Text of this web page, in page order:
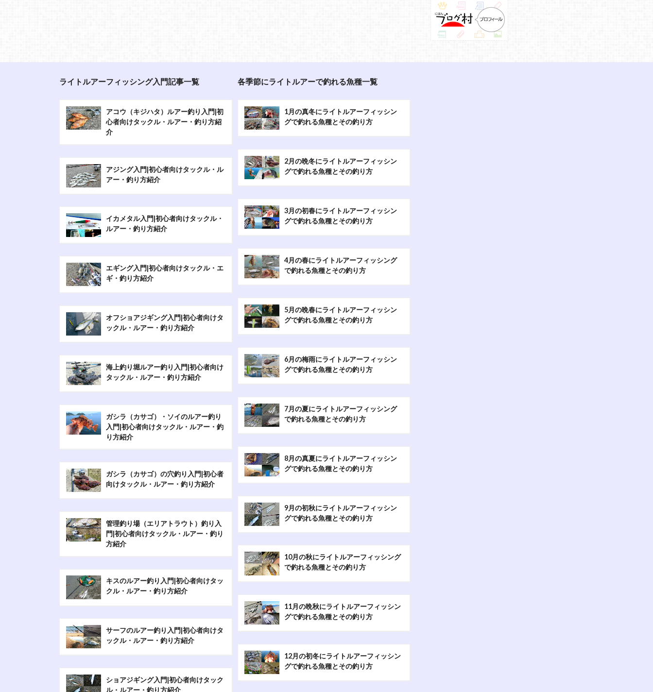
ライトルアーフィッシング入門記事一覧
アコウ（キジハタ）ルアー釣り入門|初
心者向けタックル・ルアー・釣り方紹
介
アジング入門|初心者向けタックル・ル
アー・釣り方紹介
イカメタル入門|初心者向けタックル・
ルアー・釣り方紹介
エギング入門|初心者向けタックル・エ
ギ・釣り方紹介
オフショアジギング入門|初心者向けタ
ックル・ルアー・釣り方紹介
海上釣り堀ルアー釣り入門|初心者向け
タックル・ルアー・釣り方紹介
ガシラ（カサゴ）・ソイのルアー釣り
入門|初心者向けタックル・ルアー・釣
り方紹介
ガシラ（カサゴ）の穴釣り入門|初心者
向けタックル・ルアー・釣り方紹介
管理釣り場（エリアトラウト）釣り入
門|初心者向けタックル・ルアー・釣り
方紹介
キスのルアー釣り入門|初心者向けタッ
クル・ルアー・釣り方紹介
サーフのルアー釣り入門|初心者向けタ
ックル・ルアー・釣り方紹介
ショアジギング入門|初心者向けタック
ル・ルアー・釣り方紹介
各季節にライトルアーで釣れる魚種一覧
1月の真冬にライトルアーフィッシン
グで釣れる魚種とその釣り方
2月の晩冬にライトルアーフィッシン
グで釣れる魚種とその釣り方
3月の初春にライトルアーフィッシン
グで釣れる魚種とその釣り方
4月の春にライトルアーフィッシング
で釣れる魚種とその釣り方
5月の晩春にライトルアーフィッシン
グで釣れる魚種とその釣り方
6月の梅雨にライトルアーフィッシン
グで釣れる魚種とその釣り方
7月の夏にライトルアーフィッシング
で釣れる魚種とその釣り方
8月の真夏にライトルアーフィッシン
グで釣れる魚種とその釣り方
9月の初秋にライトルアーフィッシン
グで釣れる魚種とその釣り方
10月の秋にライトルアーフィッシング
で釣れる魚種とその釣り方
11月の晩秋にライトルアーフィッシン
グで釣れる魚種とその釣り方
12月の初冬にライトルアーフィッシン
グで釣れる魚種とその釣り方